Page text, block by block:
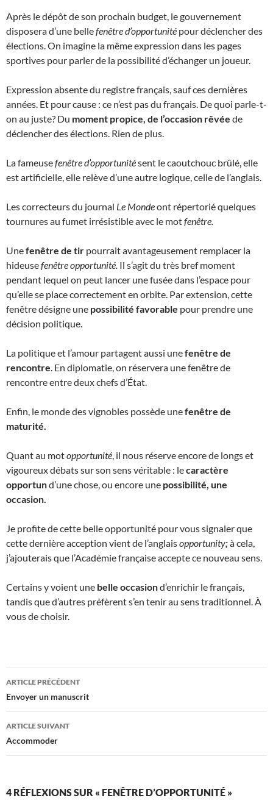
Après le dépôt de son prochain budget, le gouvernement
disposera d’une bellefenêtre d’opportunité pour déclencher des
élections. On imagine la même expression dans les pages
sportives pour parler de la possibilité d’échanger un joueur.
Expression absente du registre français, sauf ces dernières
années. Et pour cause : ce n’est pas du français. De quoi parle-t-
on au juste? Du moment propice, de l’occasion rêvée de
déclencher des élections. Rien de plus.
La fameusefenêtre d’opportunitésent le caoutchouc brûlé, elle
est artificielle, elle relève d’une autre logique, celle de l’anglais.
Les correcteurs du journal Le Mondeont répertorié quelques
tournures au fumet irrésistible avec le motfenêtre.
Unefenêtre de tir pourrait avantageusement remplacer la
hideusefenêtre opportunité. Il s’agit du très bref moment
pendant lequel on peut lancer une fusée dans l’espace pour
qu’elle se place correctement en orbite. Par extension, cette
fenêtre désigne une possibilité favorable pour prendre une
décision politique.
La politique et l’amour partagent aussi unefenêtre de
rencontre. En diplomatie, on réservera une fenêtre de
rencontre entre deux chefs d’État.
Enfin, le monde des vignobles possède unefenêtre de
maturité.
Quant au motopportunité, il nous réserve encore de longs et
vigoureux débats sur son sens véritable : lecaractère
opportund’une chose, ou encore une possibilité, une
occasion.
Je profite de cette belle opportunité pour vous signaler que
cette dernière acception vient de l’anglaisopportunity;à cela,
j’ajouterais que l’Académie française accepte ce nouveau sens.
Certains y voient une belle occasiond’enrichir le français,
tandis que d’autres préfèrent s’en tenir au sens traditionnel. À
vous de choisir.
Navigation
des
articles
ARTICLE PRÉCÉDENT
Envoyer un manuscrit
ARTICLE SUIVANT
Accommoder
4 RÉFLEXIONS SUR « FENÊTRE D’OPPORTUNITÉ »